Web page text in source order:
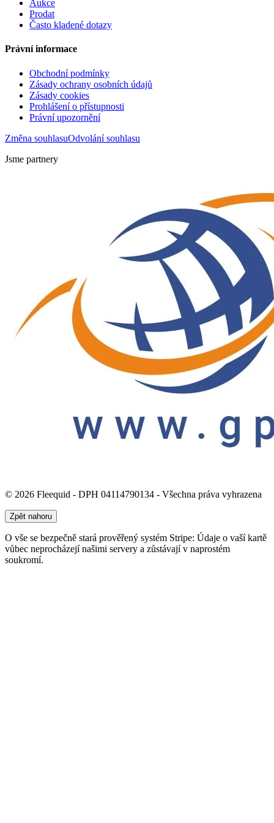
Aukce
Prodat
Často kladené dotazy
Právní informace
Obchodní podmínky
Zásady ochrany osobních údajů
Zásady cookies
Prohlášení o přístupnosti
Právní upozornění
Změna souhlasuOdvolání souhlasu
Jsme partnery
© 2026 Fleequid - DPH 04114790134 - Všechna práva vyhrazena
Zpět nahoru
O vše se bezpečně stará prověřený systém Stripe: Údaje o vaší kartě
vůbec neprocházejí našimi servery a zůstávají v naprostém
soukromí.